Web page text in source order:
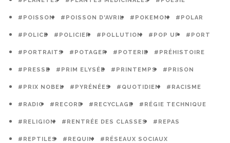
#POISSON #POISSON D'AVRIL #POKEMON #POLAR
#POLICE #POLICIER #POLLUTION #POP UP #PORT
#PORTRAITS #POTAGER #POTERIE #PRÉHISTOIRE
#PRESSE #PRIM ELYSÉE #PRINTEMPS #PRISON
#PRIX NOBEL #PYRÉNÉES #QUOTIDIEN #RACISME
#RADIO #RECORD #RECYCLAGE #RÉGIE TECHNIQUE
#RELIGION #RENTRÉE DES CLASSES #REPAS
#REPTILES #REQUIN #RÉSEAUX SOCIAUX